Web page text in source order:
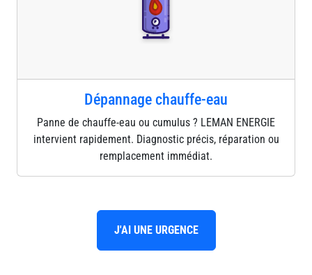
Dépannage chauffe-eau
Panne de chauffe-eau ou cumulus ? LEMAN ENERGIE
intervient rapidement. Diagnostic précis, réparation ou
remplacement immédiat.
J'AI UNE URGENCE